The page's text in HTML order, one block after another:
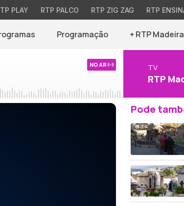
PLAY RTP PALCO RTP ZIG ZAG RTP
Programação + RTP Madeira
NO AR TV
RTP
Pode